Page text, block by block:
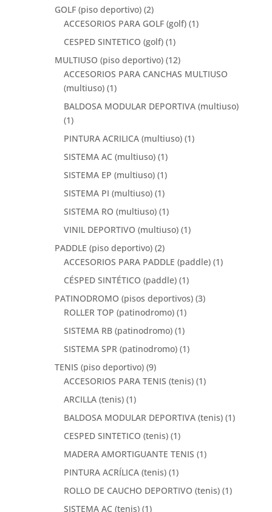
GOLF (piso deportivo) (2)
ACCESORIOS PARA GOLF (golf) (1)
CESPED SINTETICO (golf) (1)
MULTIUSO (piso deportivo) (12)
ACCESORIOS PARA CANCHAS MULTIUSO
(multiuso) (1)
BALDOSA MODULAR DEPORTIVA (multiuso)
(1)
PINTURA ACRILICA (multiuso) (1)
SISTEMA AC (multiuso) (1)
SISTEMA EP (multiuso) (1)
SISTEMA PI (multiuso) (1)
SISTEMA RO (multiuso) (1)
VINIL DEPORTIVO (multiuso) (1)
PADDLE (piso deportivo) (2)
ACCESORIOS PARA PADDLE (paddle) (1)
CÉSPED SINTÉTICO (paddle) (1)
PATINODROMO (pisos deportivos) (3)
ROLLER TOP (patinodromo) (1)
SISTEMA RB (patinodromo) (1)
SISTEMA SPR (patinodromo) (1)
TENIS (piso deportivo) (9)
ACCESORIOS PARA TENIS (tenis) (1)
ARCILLA (tenis) (1)
BALDOSA MODULAR DEPORTIVA (tenis) (1)
CESPED SINTETICO (tenis) (1)
MADERA AMORTIGUANTE TENIS (1)
PINTURA ACRÍLICA (tenis) (1)
ROLLO DE CAUCHO DEPORTIVO (tenis) (1)
SISTEMA AC (tenis) (1)